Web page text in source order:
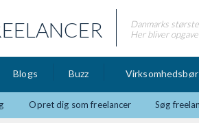
Danmarks
Her bliver
Blogs Buzz
Opret dig som freelancer Søg